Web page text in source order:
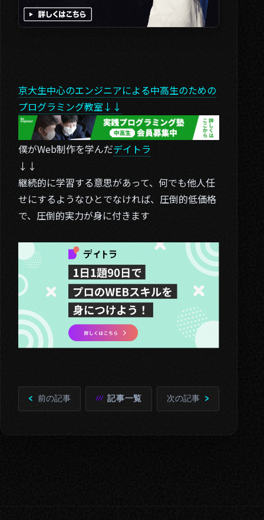
京大生中心のエンジニアによる中高生のための
プログラミング教室↓↓
僕がWeb制作を学んだデイトラ
↓↓
継続的に学習する意思があって、何でも他人任
せにするようなひとでなければ、圧倒的低価格
で、圧倒的実力が身に付きます
前の記事 記事一覧 次の記事